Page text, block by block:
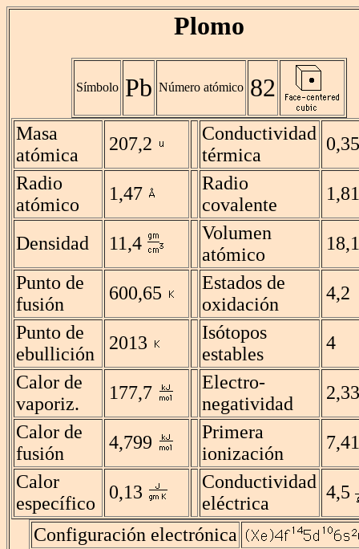
Plomo
Símbolo Pb Número atómico 82
Masa
atómica
207,2
Conductividad
térmica
Radio
atómico
1,47
Radio
covalente
1,81
Densidad 11,4
Volumen
atómico
Punto de
fusión
600,65
Estados de
oxidación
4,2
Punto de
ebullición
2013
Isótopos
estables
4
Calor de
vaporiz.
177,7
Electro-
negatividad
2,33
Calor de
fusión
4,799
Primera
ionización
Calor
específico
0,13
Conductividad
eléctrica
4,5
Configuración electrónica